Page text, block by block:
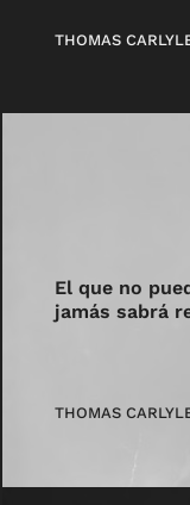
THOMAS
El que no
jamás sabrá
THOMAS